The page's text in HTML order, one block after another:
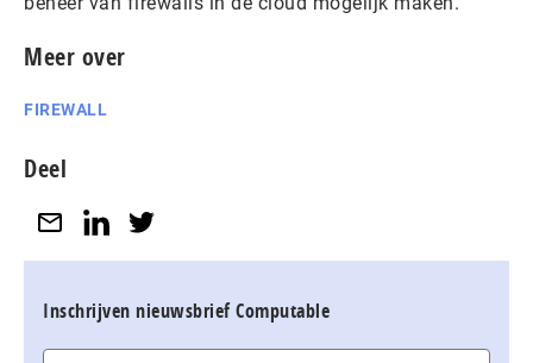
Meer over
FIREWALL
Deel
Inschrijven nieuwsbrief Computable